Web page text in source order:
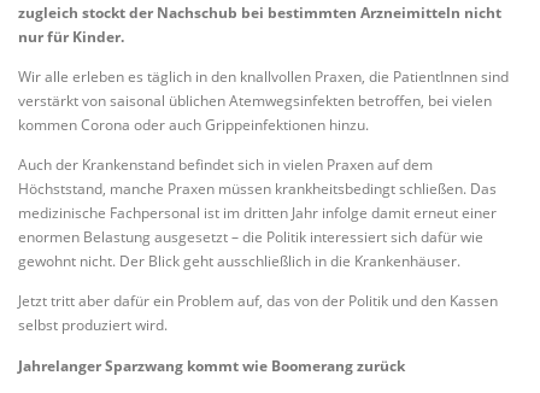
zugleich stockt der Nachschub bei bestimmten Arzneimitteln nicht
nur für Kinder.
Wir alle erleben es täglich in den knallvollen Praxen, die PatientInnen sind
verstärkt von saisonal üblichen Atemwegsinfekten betroffen, bei vielen
kommen Corona oder auch Grippeinfektionen hinzu.
Auch der Krankenstand befindet sich in vielen Praxen auf dem
Höchststand, manche Praxen müssen krankheitsbedingt schließen. Das
medizinische Fachpersonal ist im dritten Jahr infolge damit erneut einer
enormen Belastung ausgesetzt – die Politik interessiert sich dafür wie
gewohnt nicht. Der Blick geht ausschließlich in die Krankenhäuser.
Jetzt tritt aber dafür ein Problem auf, das von der Politik und den Kassen
selbst produziert wird.
Jahrelanger Sparzwang kommt wie Boomerang zurück